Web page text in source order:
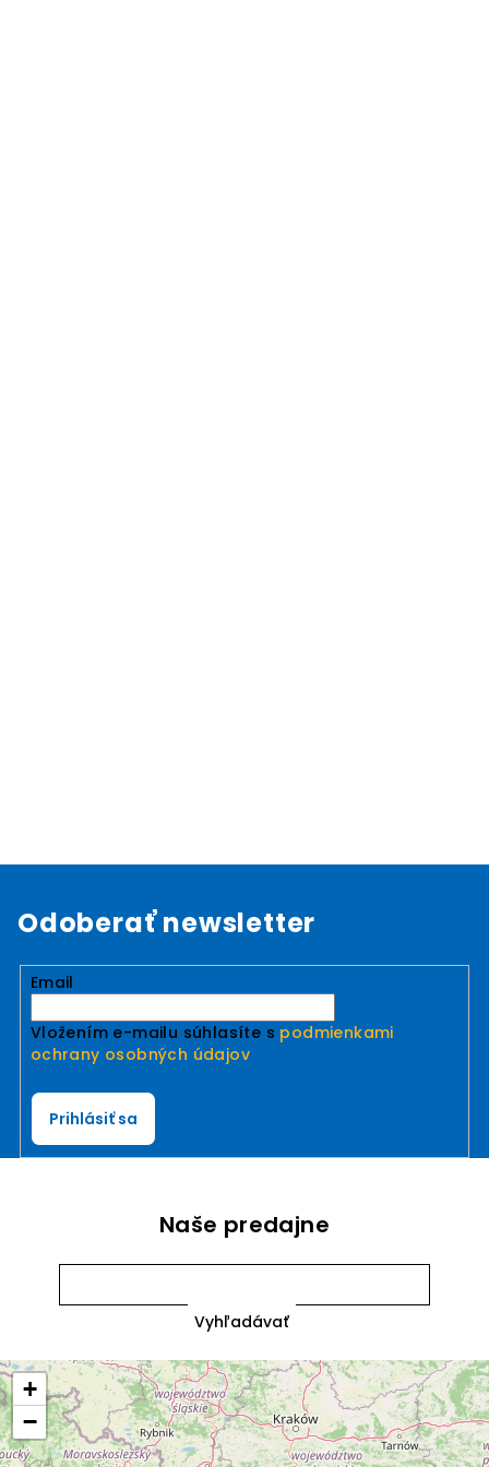
Odoberať newsletter
Email
Vložením e-mailu súhlasíte s podmienkami
ochrany osobných údajov
Prihlásiť sa
Naše predajne
+
−